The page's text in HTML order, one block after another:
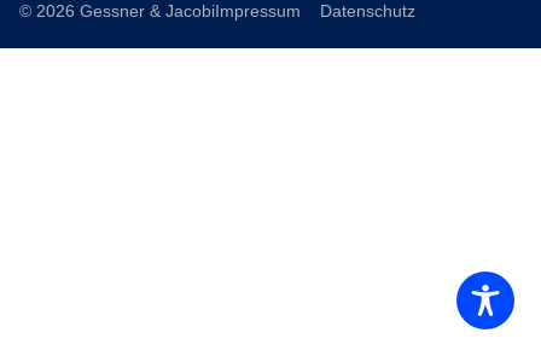
© 2026 Gessner & JacobiImpressum Datenschutz